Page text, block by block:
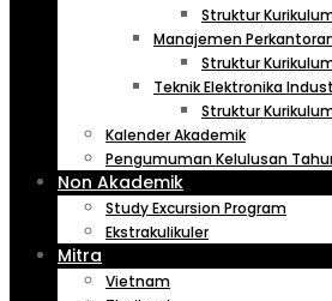
Struktur
Manajemen
Struktur
Teknik Elektronika
Struktur
Kalender Akademik
Pengumuman Kelulusan
Non Akademik
Study Excursion Program
Ekstrakulikuler
Mitra
Vietnam